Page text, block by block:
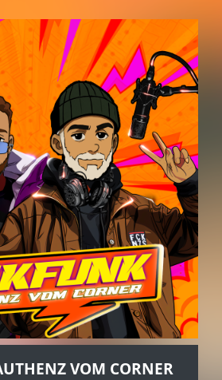
VOM CORNER